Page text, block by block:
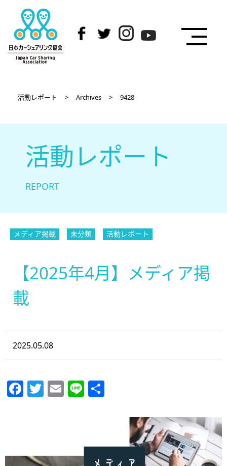
活動レポート > Archives > 9428
活動レポート
REPORT
メディア掲載 未分類 活動レポート
【2025年4月】メディア掲
載
2025.05.08
Facebook
Twitter
Email
Line